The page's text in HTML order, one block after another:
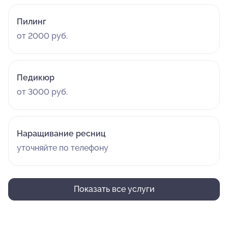
Пилинг
от 2000 руб.
Педикюр
от 3000 руб.
Наращивание ресниц
уточняйте по телефону
Показать все услуги